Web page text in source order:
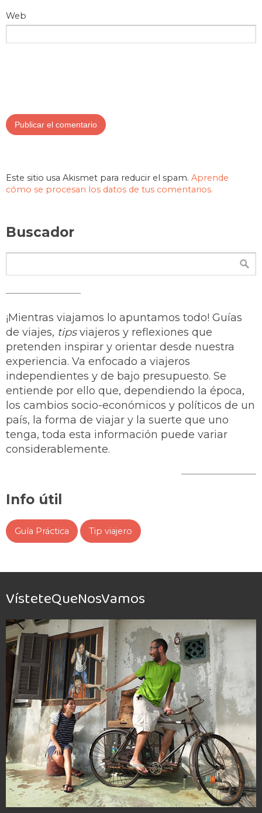
Web
Este sitio usa Akismet para reducir el spam. Aprende
cómo se procesan los datos de tus comentarios.
Buscador
¡Mientras viajamos lo apuntamos todo! Guías
de viajes, tipsviajeros y reflexiones que
pretenden inspirar y orientar desde nuestra
experiencia. Va enfocado a viajeros
independientes y de bajo presupuesto. Se
entiende por ello que, dependiendo la época,
los cambios socio-económicos y políticos de un
país, la forma de viajar y la suerte que uno
tenga, toda esta información puede variar
considerablemente.
Info útil
Guía Práctica Tip viajero
VísteteQueNosVamos